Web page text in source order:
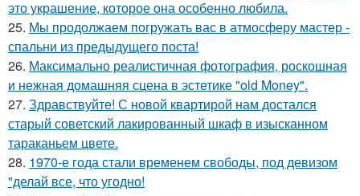
это украшение, которое она особенно любила.
25. Мы продолжаем погружать вас в атмосферу мастер -
спальни из предыдущего поста!
26. Максимально реалистичная фотография, роскошная
и нежная домашняя сцена в эстетике "old Money".
27. Здравствуйте! С новой квартирой нам достался
старый советский лакированный шкаф в изысканном
тараканьем цвете.
28. 1970-е года стали временем свободы, под девизом
"делай все, что угодно!